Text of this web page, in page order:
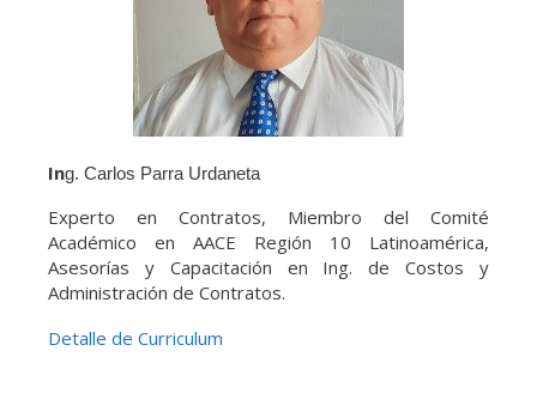
Ing. Carlos Parra Urdaneta
Experto en Contratos, Miembro del Comité
Académico en AACE Región 10 Latinoamérica,
Asesorías y Capacitación en Ing. de Costos y
Administración de Contratos.
Detalle de Curriculum